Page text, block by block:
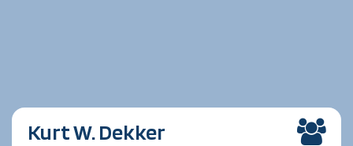
Kurt W. Dekker